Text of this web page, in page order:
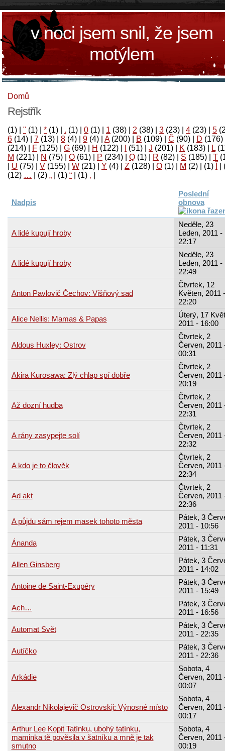
v noci jsem snil, že jsem
motýlem
Domů
Rejstřík
(1) " (1) * (1) . (1) 0 (1) 1 (38) 2 (38) 3 (23) 4 (23) 5
6 (14) 7 (13) 8 (4) 9 (4) A(200) B (109) Č (90) D (176)
(214)
F (125) G (69) H (122) (51) J (201) K (183) L
M (221) N (75) O (61) P (234) Q (1) R (82) S (185) T
U (75) V (155) W (21) Y (4) Z (128) Ο (1) М (2)
(1)
‚
(1)
“
(1)
„
(2)
…
(12)
Nadpis
Poslední
obnova
A lidé kupují hroby
Neděle, 23
Leden, 2011 -
22:17
A lidé kupují hroby
Neděle, 23
Leden, 2011 -
22:49
Anton Pavlovič Čechov: Višňový sad
Čtvrtek, 12
Květen, 2011 -
22:20
Alice Nellis: Mamas & Papas
Úterý, 17
2011 - 16:00
Aldous Huxley: Ostrov
Čtvrtek, 2
Červen, 2011
00:31
Akira Kurosawa: Zlý chlap spí dobře
Čtvrtek, 2
Červen, 2011
20:19
Až dozní hudba
Čtvrtek, 2
Červen, 2011
22:31
A rány zasypejte solí
Čtvrtek, 2
Červen, 2011
22:32
A kdo je to člověk
Čtvrtek, 2
Červen, 2011
22:34
Ad akt
Čtvrtek, 2
Červen, 2011
22:36
A půjdu sám rejem masek tohoto města
Pátek, 3
2011 - 10:56
Ánanda
Pátek, 3
2011 - 11:31
Allen Ginsberg
Pátek, 3
2011 - 14:02
Antoine de Saint-Exupéry
Pátek, 3
2011 - 15:49
Ach…
Pátek, 3
2011 - 16:56
Automat Svět
Pátek, 3
2011 - 22:35
Autíčko
Pátek, 3
2011 - 22:36
Arkádie
Sobota, 4
Červen, 2011
00:07
Alexandr Nikolajevič Ostrovskij: Výnosné místo
Sobota, 4
Červen, 2011
00:17
Arthur Lee Kopit Tatínku, ubohý tatínku,
maminka tě pověsila v šatníku a mně je tak
smutno
Sobota, 4
Červen, 2011
00:19